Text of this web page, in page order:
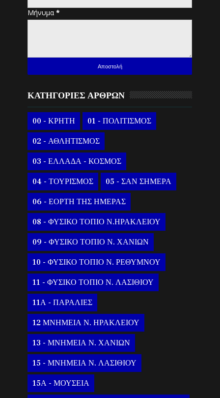
Μήνυμα*
ΚΑΤΗΓΟΡΙΕΣ ΑΡΘΡΩΝ
00 - ΚΡΗΤΗ 01 - ΠΟΛΙΤΙΣΜΟΣ
02 - ΑΘΛΗΤΙΣΜΟΣ
03 - ΕΛΛΑΔΑ - ΚΟΣΜΟΣ
04 - ΤΟΥΡΙΣΜΟΣ 05 - ΣΑΝ ΣΗΜΕΡΑ
06 - ΕΟΡΤΗ ΤΗΣ ΗΜΕΡΑΣ
08 - ΦΥΣΙΚΟ ΤΟΠΙΟ Ν.ΗΡΑΚΛΕΙΟΥ
09 - ΦΥΣΙΚΟ ΤΟΠΙΟ Ν. ΧΑΝΙΩΝ
10 - ΦΥΣΙΚΟ ΤΟΠΙΟ Ν. ΡΕΘΥΜΝΟΥ
11 - ΦΥΣΙΚΟ ΤΟΠΙΟ Ν. ΛΑΣΙΘΙΟΥ
11Α - ΠΑΡΑΛΙΕΣ
12 ΜΝΗΜΕΙΑ Ν. ΗΡΑΚΛΕΙΟΥ
13 - ΜΝΗΜΕΙΑ Ν. ΧΑΝΙΩΝ
15 - ΜΝΗΜΕΙΑ Ν. ΛΑΣΙΘΙΟΥ
15Α - ΜΟΥΣΕΙΑ